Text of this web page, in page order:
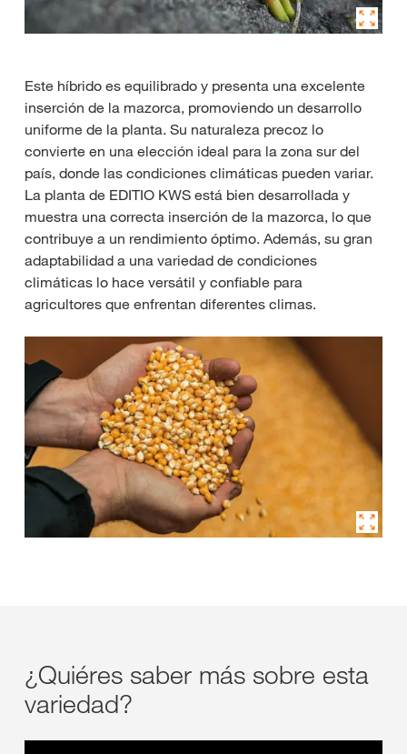
Este híbrido es equilibrado y presenta una excelente
inserción de la mazorca, promoviendo un desarrollo
uniforme de la planta. Su naturaleza precoz lo
convierte en una elección ideal para la zona sur del
país, donde las condiciones climáticas pueden variar.
La planta de EDITIO KWS está bien desarrollada y
muestra una correcta inserción de la mazorca, lo que
contribuye a un rendimiento óptimo. Además, su gran
adaptabilidad a una variedad de condiciones
climáticas lo hace versátil y confiable para
agricultores que enfrentan diferentes climas.
¿Quiéres saber más sobre esta
variedad?